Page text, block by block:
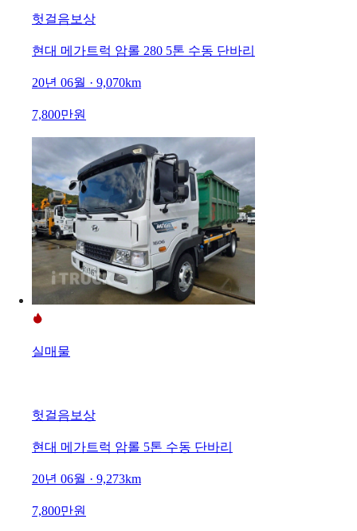
헛걸음보상
현대 메가트럭 암롤 280 5톤 수동 단바리
20년 06월 · 9,070km
7,800만원
실매물
헛걸음보상
현대 메가트럭 암롤 5톤 수동 단바리
20년 06월 · 9,273km
7,800만원